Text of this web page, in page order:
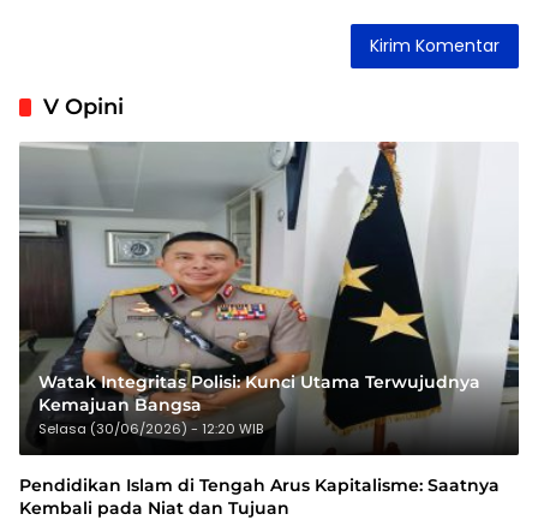
V Opini
Watak Integritas Polisi: Kunci Utama Terwujudnya
Kemajuan Bangsa
Selasa (30/06/2026) - 12:20 WIB
Pendidikan Islam di Tengah Arus Kapitalisme: Saatnya
Kembali pada Niat dan Tujuan